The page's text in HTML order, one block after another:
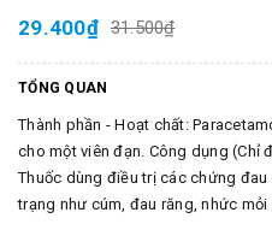
29.400₫ 31.500₫
TỔNG QUAN
Thành phần - Hoạt chất:
cho một viên đạn. Công dụng (Chỉ
Thuốc dùng điều trị các chứng
trạng như cúm, đau răng, nhức mỏi